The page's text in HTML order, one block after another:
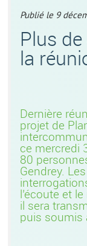
Publié le 9
Plus
la
Dernière
projet de
ce mercredi
80
Gendrey.
l’écoute et
il sera
puis soumis